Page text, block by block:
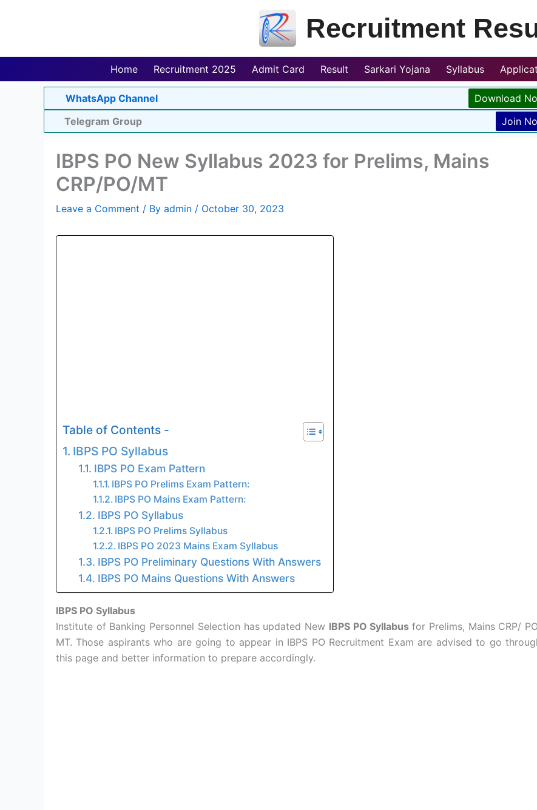
Recruitment
Home Recruitment 2025 Admit Card Result Sarkari Yojana Syllabus
WhatsApp Channel
Download
Telegram Group
Join
IBPS PO New Syllabus 2023 for Prelims, Mains
CRP/PO/MT
Leave a Comment / By admin / October 30, 2023
Table of Contents -
IBPS PO Syllabus
IBPS PO Exam Pattern
IBPS PO Prelims Exam Pattern:
IBPS PO Mains Exam Pattern:
IBPS PO Syllabus
IBPS PO Prelims Syllabus
IBPS PO 2023 Mains Exam Syllabus
IBPS PO Preliminary Questions With Answers
IBPS PO Mains Questions With Answers
IBPS PO Syllabus
Institute of Banking Personnel Selection has updated New IBPS PO Syllabusfor Prelims, Mains CRP/
MT. Those aspirants who are going to appear in IBPS PO Recruitment Exam are advised to go
this page and better information to prepare accordingly.